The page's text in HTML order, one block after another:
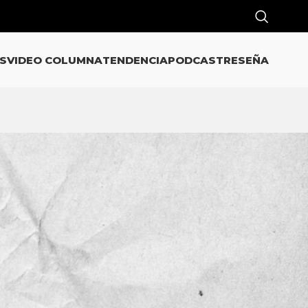
VIDEO COLUMNATENDENCIAPODCASTRESEÑA